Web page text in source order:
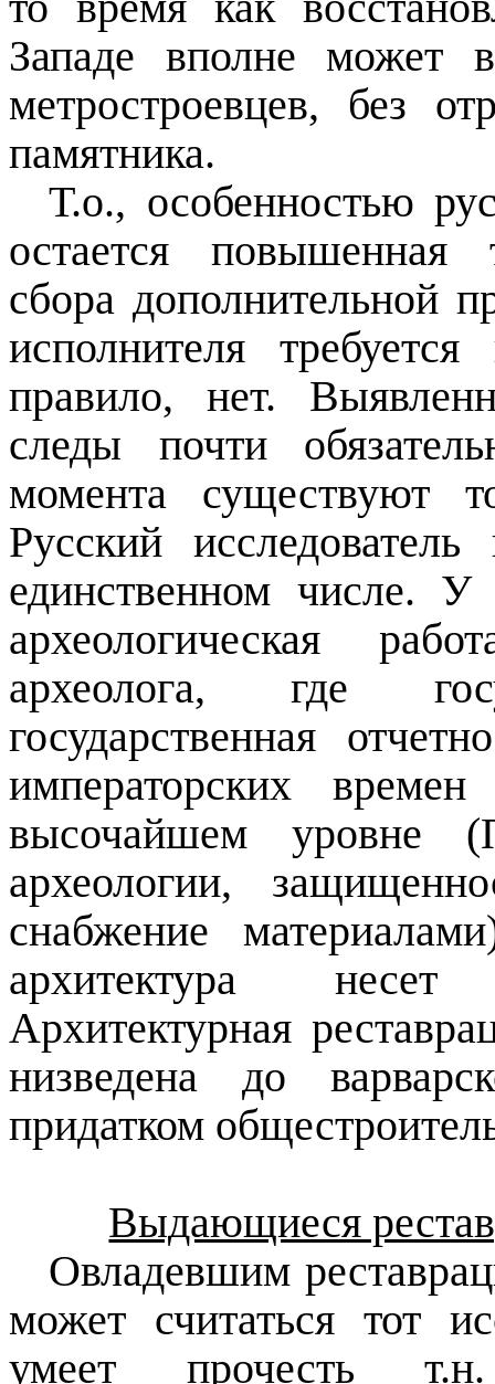
Западе вполне может
метростроевцев, без
памятника.
Т.о., особенностью
остается повышенная
сбора дополнительной
исполнителя
правило, нет.
следы почти
момента существуют
Русский
единственном числе.
археологическая
археолога, где
государственная
императорских
высочайшем уровне
археологии,
снабжение
архитектура
Архитектурная
низведена до
придатком
Выдающиеся
Овладевшим
может считаться тот
умеет прочесть